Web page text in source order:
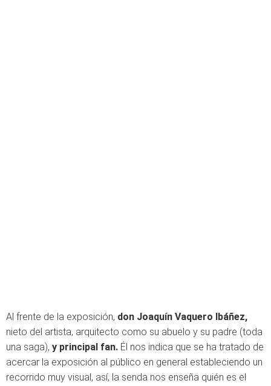
Al frente de la exposición, don Joaquín Vaquero Ibáñez,
nieto del artista, arquitecto como su abuelo y su padre (toda
una saga), y principal fan. Él nos indica que se ha tratado de
acercar la exposición al público en general estableciendo un
recorrido muy visual, así, la senda nos enseña quién es el